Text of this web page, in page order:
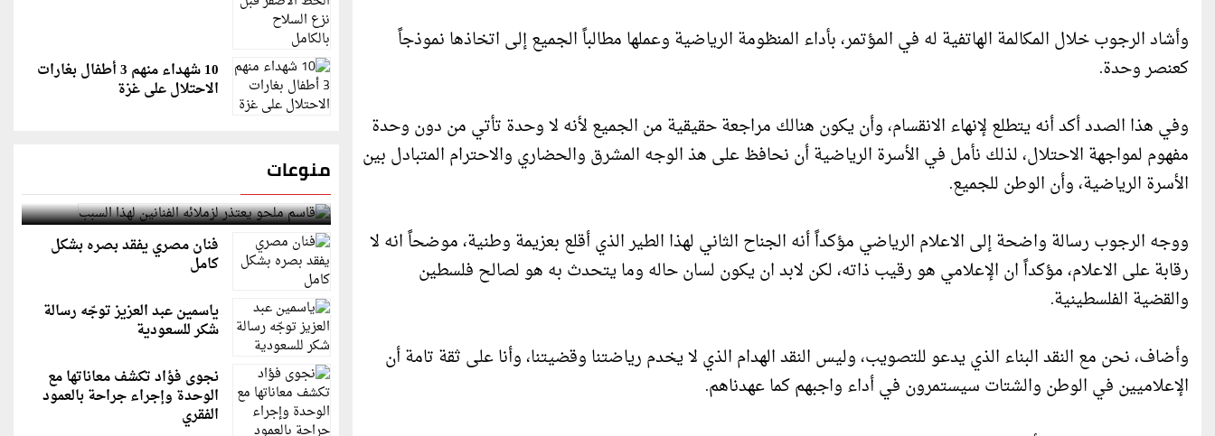
وأشاد الرجوب خلال المكالمة الهاتفية له في المؤتمر، بأداء المنظومة الرياضية وعملها مطالباً الجميع إلى اتخاذها نموذجاً
كعنصر وحدة.
وفي هذا الصدد أكد أنه يتطلع لإنهاء الانقسام، وأن يكون هنالك مراجعة حقيقية من الجميع لأنه لا وحدة تأتي من دون وحدة
مفهوم لمواجهة الاحتلال، لذلك نأمل في الأسرة الرياضية أن نحافظ على هذ الوجه المشرق والحضاري والاحترام المتبادل بين
الأسرة الرياضية، وأن الوطن للجميع.
ووجه الرجوب رسالة واضحة إلى الاعلام الرياضي مؤكداً أنه الجناح الثاني لهذا الطير الذي أقلع بعزيمة وطنية، موضحاً انه لا
رقابة على الاعلام، مؤكداً ان الإعلامي هو رقيب ذاته، لكن لابد ان يكون لسان حاله وما يتحدث به هو لصالح فلسطين
والقضية الفلسطينية.
وأضاف، نحن مع النقد البناء الذي يدعو للتصويب، وليس النقد الهدام الذي لا يخدم رياضتنا وقضيتنا، وأنا على ثقة تامة أن
الإعلاميين في الوطن والشتات سيستمرون في أداء واجبهم كما عهدناهم.
10 شهداء منهم 3 أطفال بغارات
الاحتلال على غزة
منوعات
قاسم ملحو يعتذر لزملائه الفنانين لهذا السبب
فنان مصري يفقد بصره بشكل
كامل
ياسمين عبد العزيز توجّه رسالة
شكر للسعودية
نجوى فؤاد تكشف معاناتها مع
الوحدة وإجراء جراحة بالعمود
الفقري